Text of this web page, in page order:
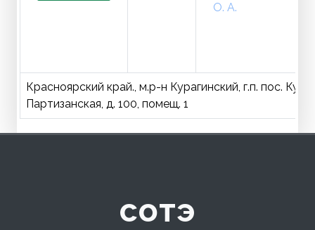
О. А.
Красноярский край., м.р-н Курагинский, г.п. пос.
Партизанская, д. 100, помещ. 1
сотэ